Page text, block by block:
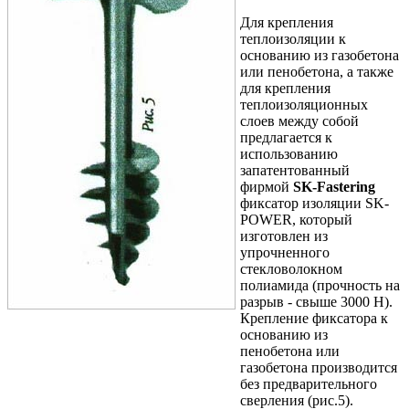
Для крепления
теплоизоляции к
основанию из газобетона
или пенобетона, а также
для крепления
теплоизоляционных
слоев между собой
предлагается к
использованию
запатентованный
фирмой SK-Fastering
фиксатор изоляции SK-
POWER, который
изготовлен из
упрочненного
стекловолокном
полиамида (прочность на
разрыв - свыше 3000 Н).
Крепление фиксатора к
основанию из
пенобетона или
газобетона производится
без предварительного
сверления (рис.5).